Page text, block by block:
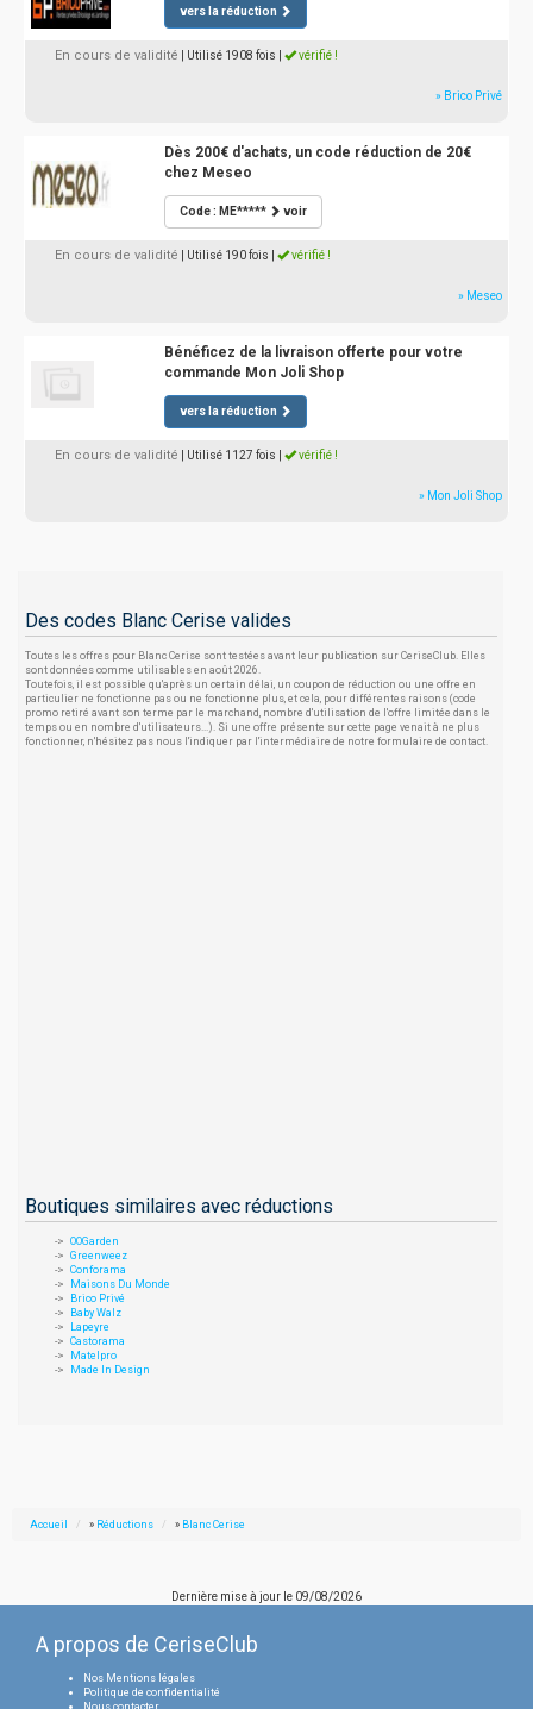
vers la réduction
En cours de validité | Utilisé 1908 fois vérifié !
» Brico Privé
Dès 200€ d'achats, un code réduction de 20€
chez Meseo
Code : ME***** voir
En cours de validité | Utilisé 190 fois vérifié !
» Meseo
Bénéficez de la livraison offerte pour votre
commande Mon Joli Shop
vers la réduction
En cours de validité | Utilisé 1127 fois vérifié !
» Mon Joli Shop
Des codes Blanc Cerise valides
Toutes les offres pour Blanc Cerise sont testées avant leur publication sur CeriseClub. Elles
sont données comme utilisables en août 2026.
Toutefois, il est possible qu'après un certain délai, un coupon de réduction ou une offre en
particulier ne fonctionne pas ou ne fonctionne plus, et cela, pour différentes raisons (code
promo retiré avant son terme par le marchand, nombre d'utilisation de l'offre limitée dans le
temps ou en nombre d'utilisateurs...). Si une offre présente sur cette page venait à ne plus
fonctionner, n'hésitez pas nous l'indiquer par l'intermédiaire de notre formulaire de contact.
Boutiques similaires avec réductions
OOGarden
Greenweez
Conforama
Maisons Du Monde
Brico Privé
Baby Walz
Lapeyre
Castorama
Matelpro
Made In Design
Accueil » Réductions » Blanc Cerise
Dernière mise à jour le 09/08/2026
A propos de CeriseClub
Nos Mentions légales
Politique de confidentialité
Nous contacter